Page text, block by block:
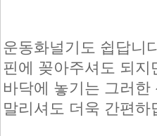
운동화널기도 쉽답니
핀에 꽂아주셔도 되지
바닥에 놓기는 그러
말리셔도 더욱 간편하